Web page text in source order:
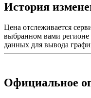
История
Цена отслеживается
выбранном вами регионе
данных для вывода
Официальное